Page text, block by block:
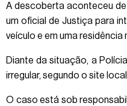
A descoberta aconteceu de
um oficial de Justiça para
veículo e em uma
Diante da situação, a
irregular, segundo o site
O caso está sob